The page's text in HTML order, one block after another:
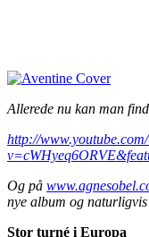
Allerede nu kan man
http://
Og på
nye album og
Stor turné i Europa